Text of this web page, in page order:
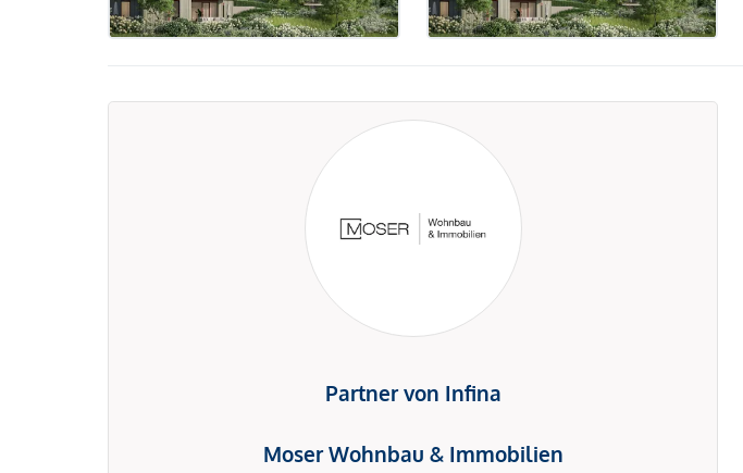
Partner von Infina
Moser Wohnbau & Immobilien